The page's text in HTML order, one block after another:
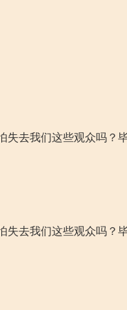
失去我们这些观众吗？
失去我们这些观众吗？